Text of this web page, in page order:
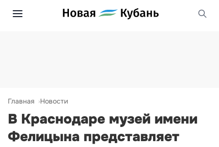
Главная Новости
В Краснодаре музей имени
Фелицына представляет